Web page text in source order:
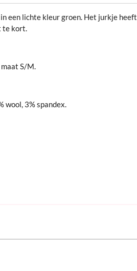
een lichte kleur groen. Het jurkje heeft
te kort.
S/M.
wool, 3% spandex.